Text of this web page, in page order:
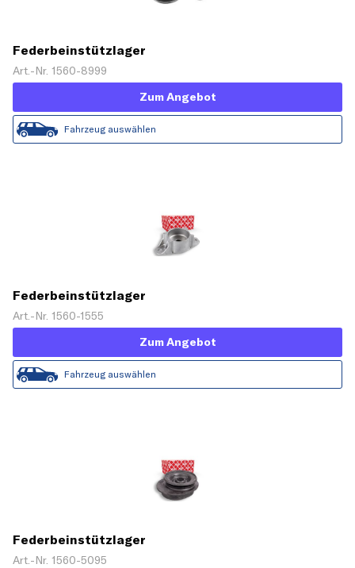
Federbeinstützlager
Art.-Nr. 1560-8999
Zum Angebot
Fahrzeug auswählen
Federbeinstützlager
Art.-Nr. 1560-1555
Zum Angebot
Fahrzeug auswählen
Federbeinstützlager
Art.-Nr. 1560-5095